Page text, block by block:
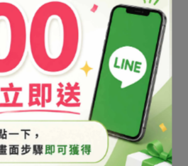
眼影粉021-玫瑰銅色
眼影粉022-閃耀星河色